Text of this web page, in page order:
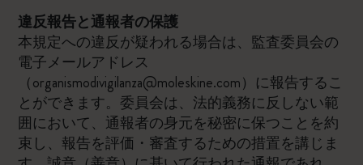
違反報告と通報者の保護
本規定への違反が疑われる場合は、監査委員会の
電子メールアドレス
（organismodivigilanza@moleskine.com）に報告するこ
とができます。委員会は、法的義務に反しない範
囲において、通報者の身元を秘密に保つことを約
束し、報告を評価・審査するための措置を講じま